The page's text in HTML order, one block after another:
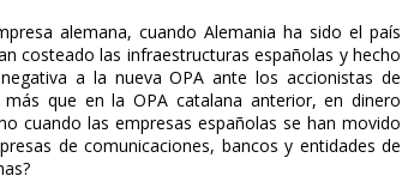
alemana, cuando Alemania ha sido el país
costeado las infraestructuras españolas y hecho
a la nueva OPA ante los accionistas de
que en la OPA catalana anterior, en dinero
cuando las empresas españolas se han movido
de comunicaciones, bancos y entidades de